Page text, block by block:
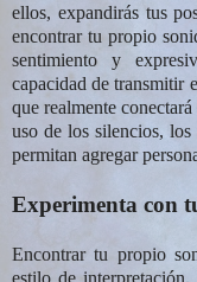
ellos, expandirás tus
encontrar tu propio
sentimiento y
capacidad de transmitir
que realmente
uso de los silencios,
permitan agregar
Experimenta con
Encontrar tu propio
estilo de